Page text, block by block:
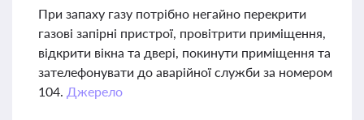
При запаху газу потрібно негайно перекрити
газові запірні пристрої, провітрити приміщення,
відкрити вікна та двері, покинути приміщення та
зателефонувати до аварійної служби за номером
104. Джерело